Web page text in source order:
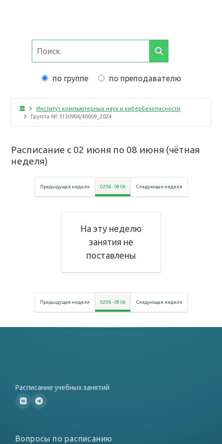
по группе по преподавателю
Институт компьютерных наук и кибербезопасности
Группа № 5130904/40009_2024
Расписание с 02 июня по 08 июня (чётная
неделя)
Предыдущая неделя 02 06-08 06 Следующая неделя
На эту неделю
занятия не
поставлены
Предыдущая неделя 02 06-08 06 Следующая неделя
Расписание учебных занятий
Вопросы по расписанию